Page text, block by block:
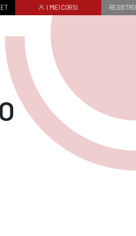
I MIEI CORSI REGISTRO